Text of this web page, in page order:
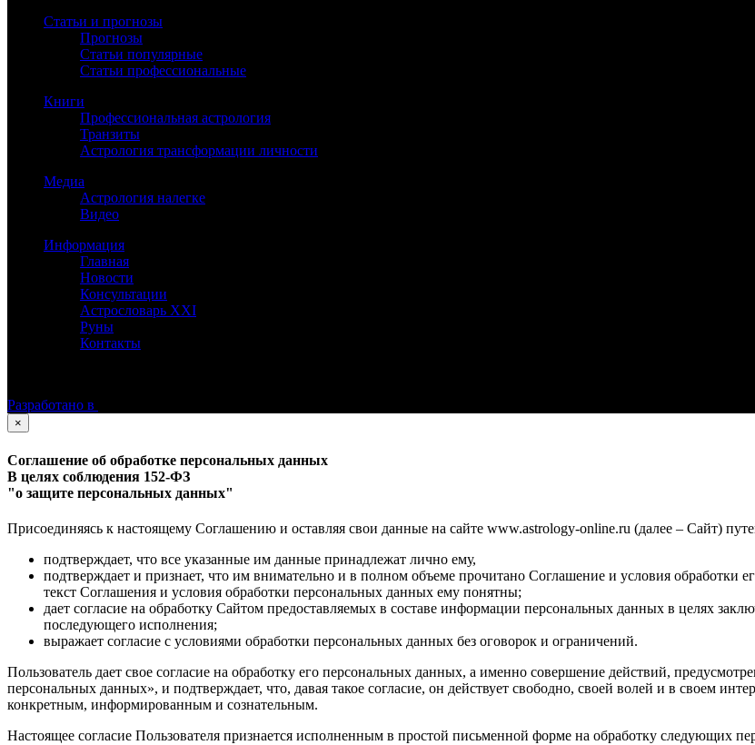
Статьи и прогнозы
Прогнозы
Статьи популярные
Статьи профессиональные
Книги
Профессиональная астрология
Транзиты
Астрология трансформации личности
Медиа
Астрология налегке
Видео
Информация
Главная
Новости
Консультации
Астрословарь XXI
Руны
Контакты
Разработано в
×
Соглашение об обработке персональных данных
В целях соблюдения 152-ФЗ
"о защите персональных данных"
Присоединяясь к настоящему Соглашению и оставляя свои данные на сайте www.astrology-online.ru (далее – Сайт)
подтверждает, что все указанные им данные принадлежат лично ему,
подтверждает и признает, что им внимательно и в полном объеме прочитано Соглашение и условия обработки
текст Соглашения и условия обработки персональных данных ему понятны;
дает согласие на обработку Сайтом предоставляемых в составе информации персональных данных в целях
последующего исполнения;
выражает согласие с условиями обработки персональных данных без оговорок и ограничений.
Пользователь дает свое согласие на обработку его персональных данных, а именно совершение действий,
персональных данных», и подтверждает, что, давая такое согласие, он действует свободно, своей волей и в своем
конкретным, информированным и сознательным.
Настоящее согласие Пользователя признается исполненным в простой письменной форме на обработку следующих